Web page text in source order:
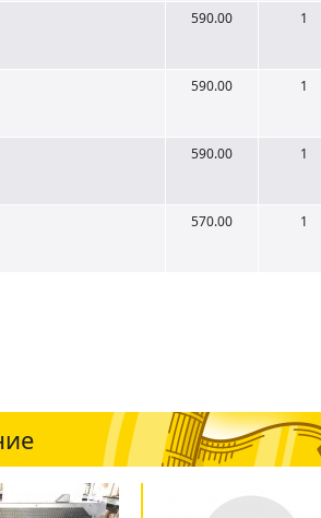
590.00 1
590.00 1
590.00 1
570.00 1